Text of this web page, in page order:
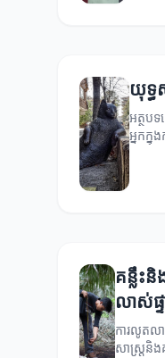
យុទ្ធ
អត្ថប
អ្នកក្នុ
គន្លឹះ
លាស់ផ្
ការលូតលា
សាស្ត្រនិ